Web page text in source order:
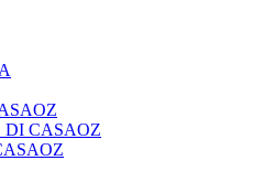
DI CASAOZ